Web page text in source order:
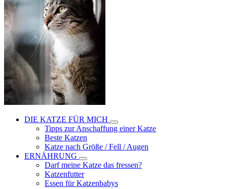
DIE KATZE FÜR MICH
Tipps zur Anschaffung einer Katze
Beste Katzen
Katze nach Größe / Fell / Augen
ERNÄHRUNG
Darf meine Katze das fressen?
Katzenfutter
Essen für Katzenbabys